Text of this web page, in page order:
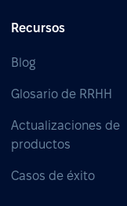
Recursos
Blog
Glosario de RRHH
Actualizaciones de
productos
Casos de éxito